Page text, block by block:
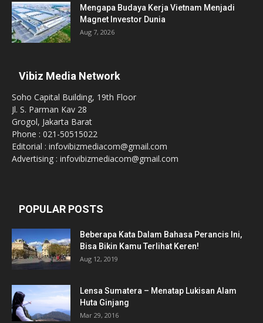
Mengapa Budaya Kerja Vietnam Menjadi
Magnet Investor Dunia
Aug 7, 2026
Vibiz Media Network
Soho Capital Building, 19th Floor
Jl. S. Parman Kav 28
Grogol, Jakarta Barat
Phone : 021-50515022
Editorial : infovibizmediacom@gmail.com
Advertising : infovibizmediacom@gmail.com
POPULAR POSTS
Beberapa Kata Dalam Bahasa Perancis Ini,
Bisa Bikin Kamu Terlihat Keren!
Aug 12, 2019
Lensa Sumatera – Menatap Lukisan Alam
Huta Ginjang
Mar 29, 2016